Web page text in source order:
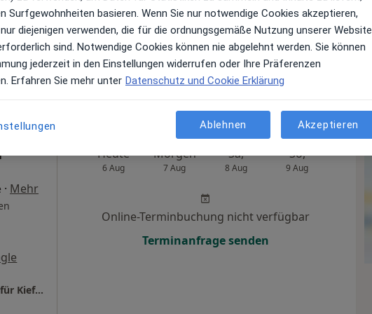
Terminanfrage senden
· Mehr
Dr. Grammatidis & Dr. Stauß Fachzahnärzte für Kieferorthopädie
Heute
6 Aug
Morgen
7 Aug
Sa,
8 Aug
So,
9 Aug
Mo,
Online-Terminbuchung nicht verfügbar
Terminanfrage senden
Surfgewohnheiten basieren. Wenn Sie nur notwendige Cookies akzeptieren,
diejenigen verwenden, die für die ordnungsgemäße Nutzung unserer Website
sind. Notwendige Cookies können nie abgelehnt werden. Sie können
jederzeit in den Einstellungen widerrufen oder Ihre Präferenzen
Erfahren Sie mehr unter Datenschutz und Cookie Erklärung
Ablehnen Akzeptieren